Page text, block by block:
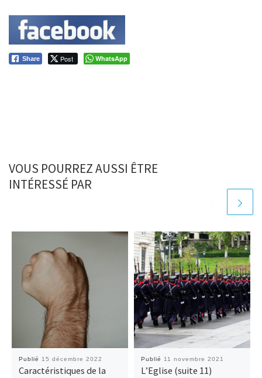
Share Post WhatsApp
VOUS POURREZ AUSSI ÊTRE
INTÉRESSÉ PAR
Publié 15 décembre 2022
Caractéristiques de la
Publié 11 novembre 2021
L’Eglise (suite 11)